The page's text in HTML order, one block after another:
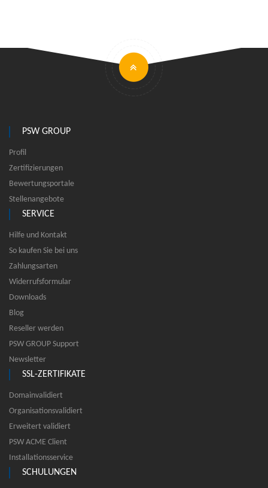
PSW GROUP
Profil
Zertifizierungen
Bewertungsportale
Stellenangebote
SERVICE
Hilfe und Kontakt
So kaufen Sie bei uns
Zahlungsarten
Widerrufsformular
Downloads
Blog
Reseller werden
PSW GROUP Support
Newsletter
SSL-ZERTIFIKATE
Domainvalidiert
Organisationsvalidiert
Erweitert validiert
PSW ACME Client
Installationsservice
SCHULUNGEN